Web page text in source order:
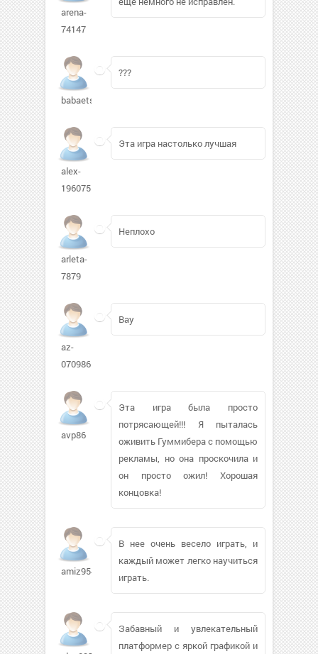
arena-
74147
babaets942
???
alex-
1960755
Эта игра настолько лучшая
arleta-
7879
Неплохо
az-
070986
Вау
avp86
Эта игра была просто
потрясающей!!! Я пыталась
оживить Гуммибера с помощью
рекламы, но она проскочила и
он просто ожил! Хорошая
концовка!
amiz954
В нее очень весело играть, и
каждый может легко научиться
играть.
Забавный и увлекательный
платформер с яркой графикой и